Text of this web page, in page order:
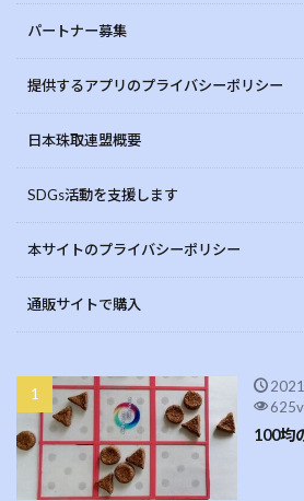
パートナー募集
提供するアプリのプライバシーポリシー
日本珠取連盟概要
SDGs活動を支援します
本サイトのプライバシーポリシー
通販サイトで購入
100均